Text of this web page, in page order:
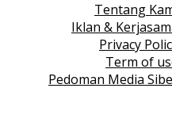
Tentang
Iklan &
Privacy
Term of
Pedoman Media